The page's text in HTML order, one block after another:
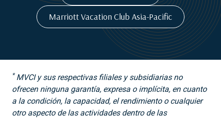
Marriott Vacation Club Asia-Pacific
*MVCI y sus respectivas filiales y subsidiarias no
ofrecen ninguna garantía, expresa o implícita, en cuanto
a la condición, la capacidad, el rendimiento o cualquier
otro aspecto de las actividades dentro de las